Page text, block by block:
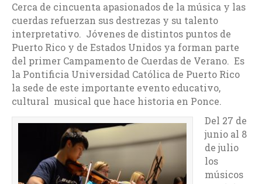
Cerca de cincuenta apasionados de la música y las
cuerdas refuerzan sus destrezas y su talento
interpretativo. Jóvenes de distintos puntos de
Puerto Rico y de Estados Unidos ya forman parte
del primer Campamento de Cuerdas de Verano. Es
la Pontificia Universidad Católica de Puerto Rico
la sede de este importante evento educativo,
cultural musical que hace historia en Ponce.
Del 27 de
junio al 8
de julio
los
músicos